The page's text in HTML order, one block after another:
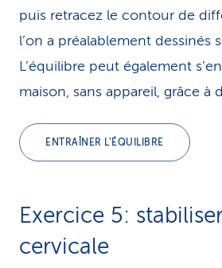
puis retracez le contour de
l’on a préalablement dessinés
L’équilibre peut également
maison, sans appareil, grâce à
ENTRAÎNER L’ÉQUILIBRE
Exercice 5:
cervicale